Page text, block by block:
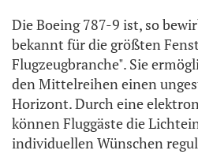
Die Boeing 787-9 ist, so
bekannt für die größten
Flugzeugbranche". Sie
den Mittelreihen einen
Horizont. Durch eine
können Fluggäste die
individuellen Wünschen